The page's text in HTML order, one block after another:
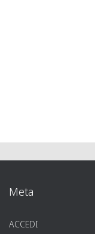
Meta
ACCEDI